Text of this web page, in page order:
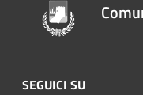
SEGUICI SU